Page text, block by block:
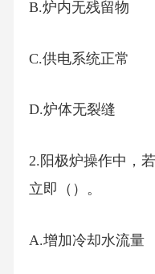
B.炉内无残留物
C.供电系统正常
D.炉体无裂缝
2.阳极炉操作中，
立即（）。
A.增加冷却水流量